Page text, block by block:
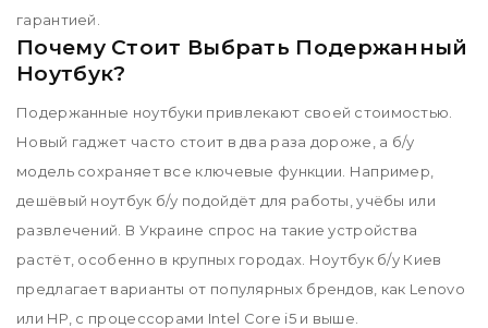
гарантией.
Почему Стоит Выбрать Подержанный
Ноутбук?
Подержанные ноутбуки привлекают своей стоимостью.
Новый гаджет часто стоит в два раза дороже, а б/у
модель сохраняет все ключевые функции. Например,
дешёвый ноутбук б/у подойдёт для работы, учёбы или
развлечений. В Украине спрос на такие устройства
растёт, особенно в крупных городах. Ноутбук б/у Киев
предлагает варианты от популярных брендов, как Lenovo
или HP, с процессорами Intel Core i5 и выше.